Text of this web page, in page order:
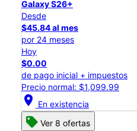
Galaxy S26+
Desde
$45.84 al mes
por 24 meses
Hoy
$0.00
de pago inicial + impuestos
Precio normal: $1,099.99
location_on En existencia
Ver 8 ofertas